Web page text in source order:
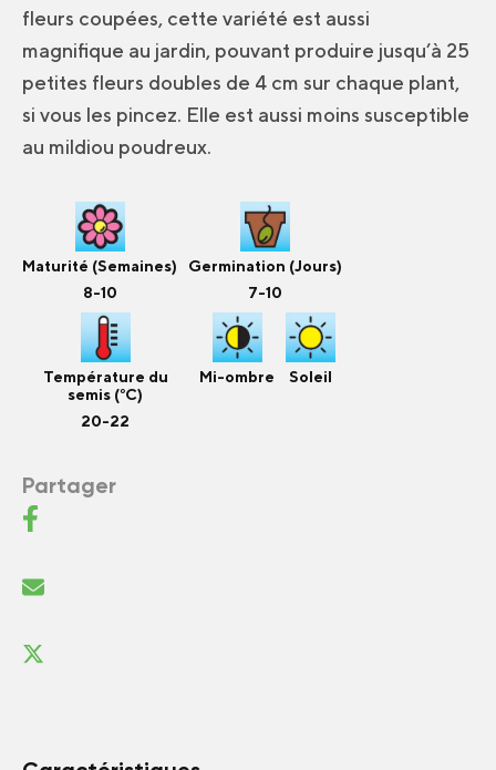
fleurs coupées, cette variété est aussi
magnifique au jardin, pouvant produire jusqu’à 25
petites fleurs doubles de 4 cm sur chaque plant,
si vous les pincez. Elle est aussi moins susceptible
au mildiou poudreux.
Maturité (Semaines)
8-10
Germination (Jours)
7-10
Température du
semis (°C)
20-22
Mi-ombre Soleil
Partager